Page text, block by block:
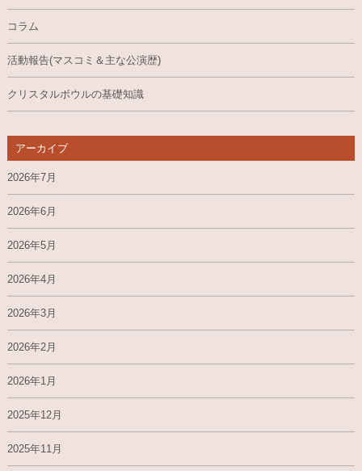
コラム
活動報告(マスコミ＆主な公演歴)
クリスタルボウルの基礎知識
アーカイブ
2026年7月
2026年6月
2026年5月
2026年4月
2026年3月
2026年2月
2026年1月
2025年12月
2025年11月